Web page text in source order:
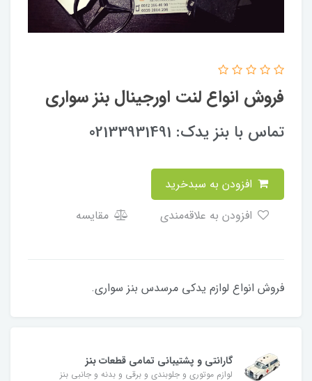
فروش انواع لنت اورجینال بنز سواری
تماس با بنز یدک: 02133931491
مقایسه
فروش انواع لوازم یدکی مرسدس بنز سواری.
گارانتی و پشتیبانی تمامی قطعات بنز
لوازم موتوری و جلوبندی و برقی و بدنه و جانبی بنز